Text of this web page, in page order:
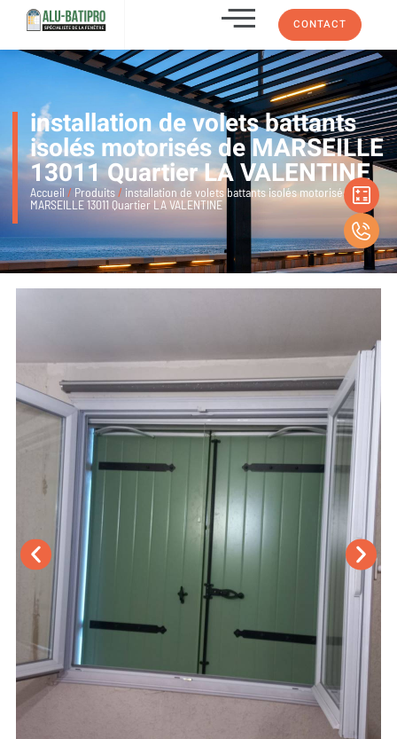
CONTACT
installation de volets battants
isolés motorisés de MARSEILLE
13011 Quartier LA VALENTINE
Accueil / Produits/ installation de volets battants isolés motorisés de
MARSEILLE 13011 Quartier LA VALENTINE